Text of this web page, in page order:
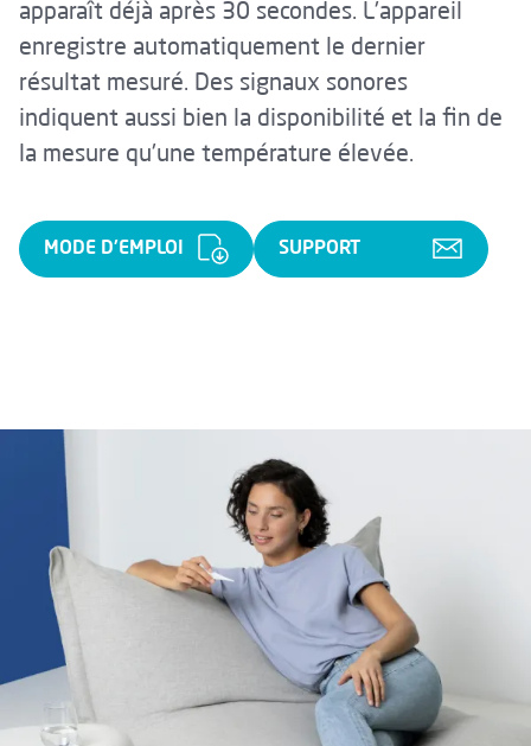
apparaît déjà après 30 secondes. L'appareil
enregistre automatiquement le dernier
résultat mesuré. Des signaux sonores
indiquent aussi bien la disponibilité et la fin de
la mesure qu'une température élevée.
MODE D'EMPLOI SUPPORT